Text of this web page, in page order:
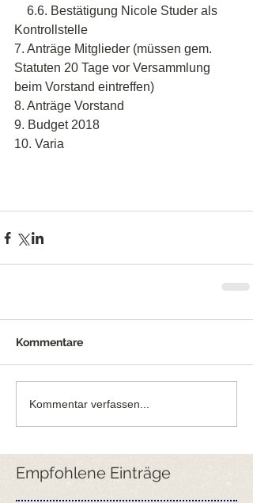
Kontrollstelle
7. Anträge Mitglieder (müssen gem.
Statuten 20 Tage vor Versammlung
beim Vorstand eintreffen)
8. Anträge Vorstand
9. Budget 2018
10. Varia
Kommentare
Kommentar verfassen...
Empfohlene Einträge